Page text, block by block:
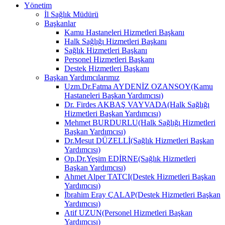
Yönetim
İl Sağlık Müdürü
Başkanlar
Kamu Hastaneleri Hizmetleri Başkanı
Halk Sağlığı Hizmetleri Başkanı
Sağlık Hizmetleri Başkanı
Personel Hizmetleri Başkanı
Destek Hizmetleri Başkanı
Başkan Yardımcılarımız
Uzm.Dr.Fatma AYDENİZ OZANSOY(Kamu
Hastaneleri Başkan Yardımcısı)
Dr. Firdes AKBAŞ VAYVADA(Halk Sağlığı
Hizmetleri Başkan Yardımcısı)
Mehmet BURDURLU(Halk Sağlığı Hizmetleri
Başkan Yardımcısı)
Dr.Mesut DÜZELLİ(Sağlık Hizmetleri Başkan
Yardımcısı)
Op.Dr.Yeşim EDİRNE(Sağlık Hizmetleri
Başkan Yardımcısı)
Ahmet Alper TATCI(Destek Hizmetleri Başkan
Yardımcısı)
İbrahim Eray ÇALAP(Destek Hizmetleri Başkan
Yardımcısı)
Atif UZUN(Personel Hizmetleri Başkan
Yardımcısı)